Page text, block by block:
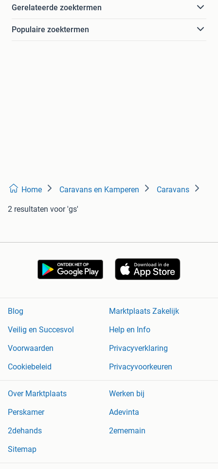
Gerelateerde zoektermen
Populaire zoektermen
Home Caravans en Kamperen Caravans
2 resultaten voor 'gs'
Blog
Marktplaats Zakelijk
Veilig en Succesvol
Help en Info
Voorwaarden
Privacyverklaring
Cookiebeleid
Privacyvoorkeuren
Over Marktplaats
Werken bij
Perskamer
Adevinta
2dehands
2ememain
Sitemap